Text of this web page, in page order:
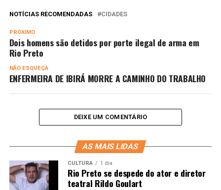
NOTÍCIAS RECOMENDADAS CIDADES
PRÓXIMO
Dois homens são detidos por porte ilegal de arma em
Rio Preto
NÃO ESQUEÇA
ENFERMEIRA DE IBIRÁ MORRE A CAMINHO DO TRABALHO
DEIXE UM COMENTÁRIO
AS MAIS LIDAS
CULTURA 1 dia
Rio Preto se despede do ator e diretor
teatral Rildo Goulart